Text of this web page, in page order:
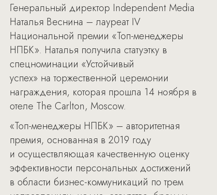
Генеральный директор Independent Media
Наталья Веснина – лауреат IV
Национальной премии «Топ-менеджеры
НПБК». Наталья получила статуэтку в
спецноминации «Устойчивый
успех» на торжественной церемонии
награждения, которая прошла 14 ноября в
отеле The Carlton, Moscow.
«Топ-менеджеры НПБК» – авторитетная
премия, основанная в 2019 году
и осуществляющая качественную оценку
эффективности персональных достижений
в области бизнес-коммуникаций по трем